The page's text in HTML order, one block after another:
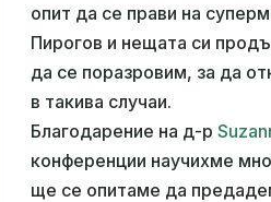
опит да се прави на
Пирогов и нещата си
да се поразровим, за да
в такива случаи.
Благодарение на д-р
конференции научихме
ще се опитаме да